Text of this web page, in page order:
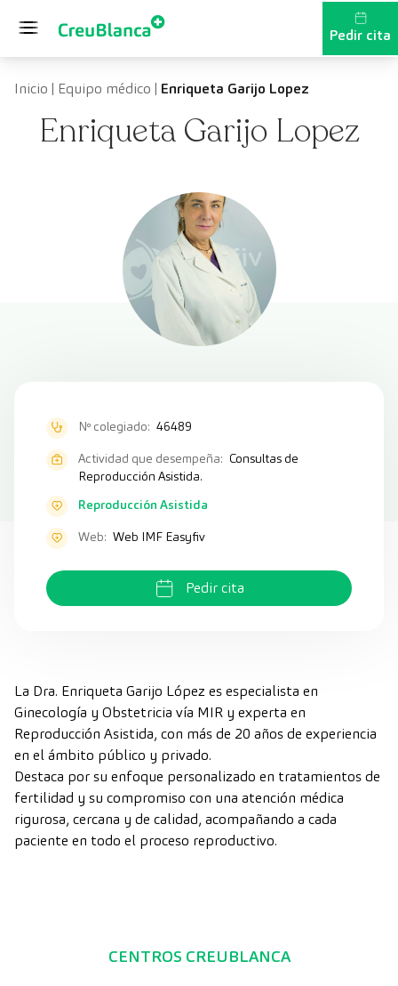
Pedir cita
Inicio | Equipo médico | Enriqueta Garijo Lopez
Enriqueta Garijo Lopez
Nº colegiado: 46489
Actividad que desempeña: Consultas de
Reproducción Asistida.
Reproducción Asistida
Web: Web IMF Easyfiv
Pedir cita
La Dra. Enriqueta Garijo López es especialista en
Ginecología y Obstetricia vía MIR y experta en
Reproducción Asistida, con más de 20 años de experiencia
en el ámbito público y privado.
Destaca por su enfoque personalizado en tratamientos de
fertilidad y su compromiso con una atención médica
rigurosa, cercana y de calidad, acompañando a cada
paciente en todo el proceso reproductivo.
CENTROS CREUBLANCA